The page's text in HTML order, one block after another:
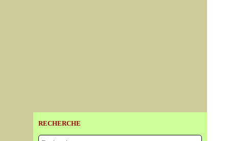
RECHERCHE